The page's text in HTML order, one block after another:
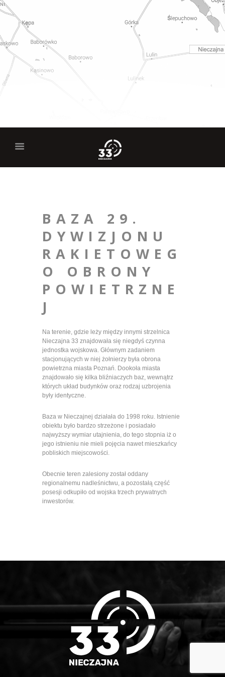
BAZA 29.
DYWIZJONU
RAKIETOWEG
O OBRONY
POWIETRZNE
J
Na terenie, gdzie leży między innymi strzelnica
Nieczajna 33 znajdowała się niegdyś czynna
jednostka wojskowa. Głównym zadaniem
stacjonujących w niej żołnierzy była obrona
powietrzna miasta Poznań. Dookoła miasta
znajdowało się kilka bliźniaczych baz, wewnątrz
których układ budynków oraz rodzaj uzbrojenia
były identyczne.
Baza w Nieczajnej działała do 1998 roku. Istnienie
obiektu było bardzo strzeżone i posiadało
najwyższy wymiar utajnienia, do tego stopnia iż o
jego istnieniu nie mieli pojęcia nawet mieszkańcy
pobliskich miejscowości.
Obecnie teren zalesiony został oddany
regionalnemu nadleśnictwu, a pozostałą część
posesji odkupiło od wojska trzech prywatnych
inwestorów.